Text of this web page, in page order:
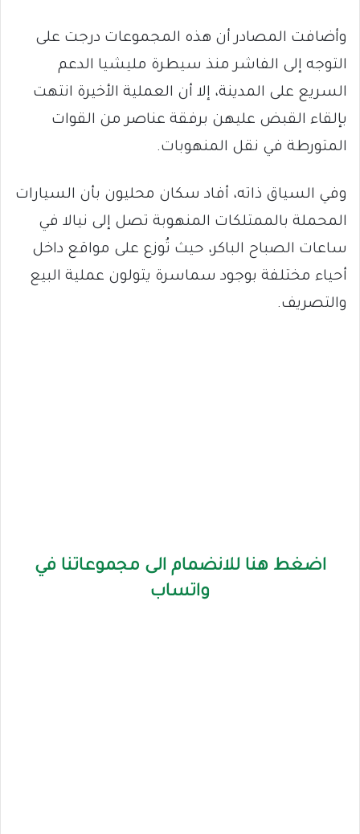
وأضافت المصادر أن هذه المجموعات درجت على
التوجه إلى الفاشر منذ سيطرة مليشيا الدعم
السريع على المدينة، إلا أن العملية الأخيرة انتهت
بإلقاء القبض عليهن برفقة عناصر من القوات
المتورطة في نقل المنهوبات.
وفي السياق ذاته، أفاد سكان محليون بأن السيارات
المحملة بالممتلكات المنهوبة تصل إلى نيالا في
ساعات الصباح الباكر، حيث تُوزع على مواقع داخل
أحياء مختلفة بوجود سماسرة يتولون عملية البيع
والتصريف.
اضغط هنا للانضمام الى مجموعاتنا في
واتساب